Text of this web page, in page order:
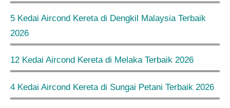
5 Kedai Aircond Kereta di Dengkil Malaysia Terbaik
2026
12 Kedai Aircond Kereta di Melaka Terbaik 2026
4 Kedai Aircond Kereta di Sungai Petani Terbaik 2026